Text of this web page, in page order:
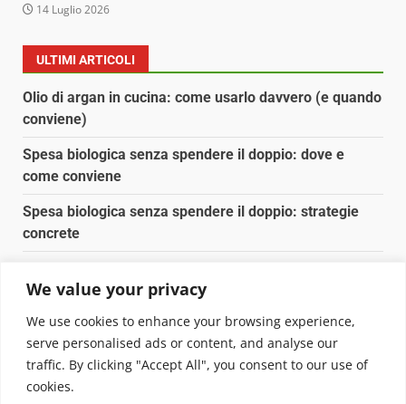
We value your privacy
We use cookies to enhance your browsing experience,
serve personalised ads or content, and analyse our
traffic. By clicking "Accept All", you consent to our use of
cookies.
14 Luglio 2026
ULTIMI ARTICOLI
Olio di argan in cucina: come usarlo davvero (e quando
conviene)
Spesa biologica senza spendere il doppio: dove e
come conviene
Spesa biologica senza spendere il doppio: strategie
concrete
Pulizia naturale della casa: 3 ingredienti che
sostituiscono 10 prodotti chimici
Copyright © 2025 Biopianeta.it proprietà di Jws Media